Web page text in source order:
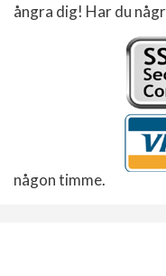
ångra dig! Har du
någon timme.